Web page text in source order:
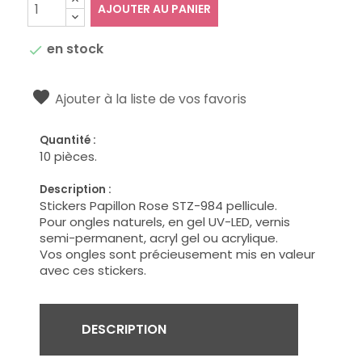
AJOUTER AU PANIER
 en stock
Ajouter à la liste de vos favoris
Quantité :
10 pièces.
Description :
Stickers Papillon Rose STZ-984 pellicule.
Pour ongles naturels, en gel UV-LED, vernis
semi-permanent, acryl gel ou acrylique.
Vos ongles sont précieusement mis en valeur
avec ces stickers.
DESCRIPTION